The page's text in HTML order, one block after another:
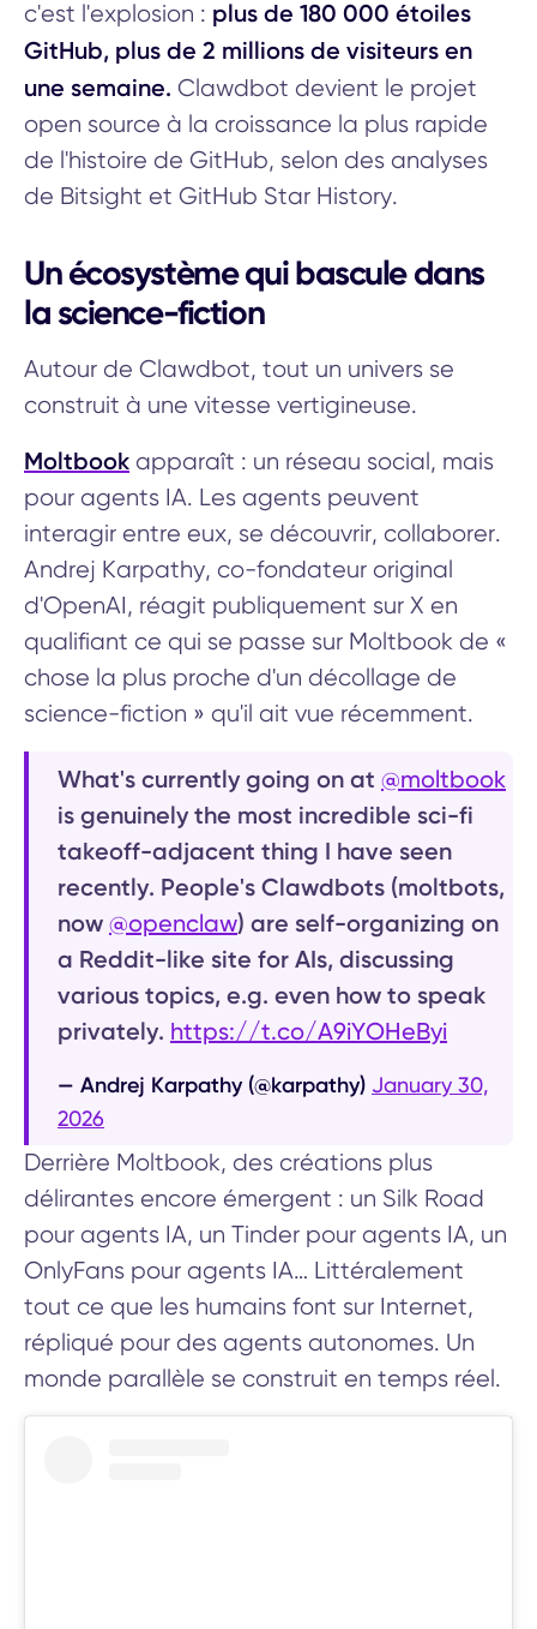
c'est l'explosion : plus de 180 000 étoiles
GitHub, plus de 2 millions de visiteurs en
une semaine. Clawdbot devient le projet
open source à la croissance la plus rapide
de l'histoire de GitHub, selon des analyses
de Bitsight et GitHub Star History.
Un écosystème qui bascule dans
la science-fiction
Autour de Clawdbot, tout un univers se
construit à une vitesse vertigineuse.
Moltbook apparaît : un réseau social, mais
pour agents IA. Les agents peuvent
interagir entre eux, se découvrir, collaborer.
Andrej Karpathy, co-fondateur original
d'OpenAI, réagit publiquement sur X en
qualifiant ce qui se passe sur Moltbook de «
chose la plus proche d'un décollage de
science-fiction » qu'il ait vue récemment.
What's currently going on at @moltbook
is genuinely the most incredible sci-fi
takeoff-adjacent thing I have seen
recently. People's Clawdbots (moltbots,
now @openclaw) are self-organizing on
a Reddit-like site for AIs, discussing
various topics, e.g. even how to speak
privately. https://t.co/A9iYOHeByi
— Andrej Karpathy (@karpathy) January 30,
2026
Derrière Moltbook, des créations plus
délirantes encore émergent : un Silk Road
pour agents IA, un Tinder pour agents IA, un
OnlyFans pour agents IA… Littéralement
tout ce que les humains font sur Internet,
répliqué pour des agents autonomes. Un
monde parallèle se construit en temps réel.